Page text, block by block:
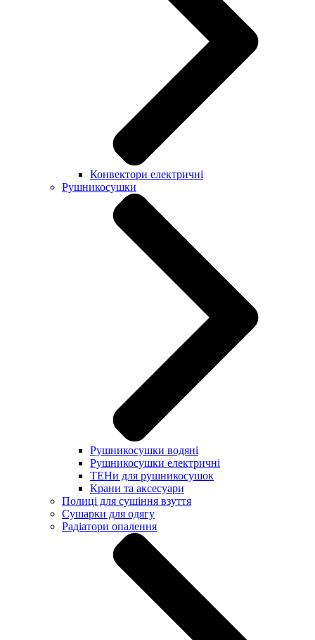
Конвектори електричні
Рушникосушки
Рушникосушки водяні
Рушникосушки електричні
ТЕНи для рушникосушок
Крани та аксесуари
Полиці для сушіння взуття
Сушарки для одягу
Радіатори опалення